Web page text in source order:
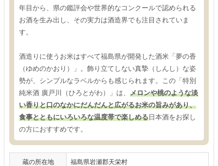
年目から、県の鑑評会や世界的なコンクールで認められる
お酒を生み出し、その実力は酒造界でも注目されていま
す。
酒造りに使うお米はすべて福島県が開発した酒米「夢の香
（ゆめのかおり）」。飾り立てしない真摯（しんし）な姿
勢が、シンプルなラベルからも感じられます。この「特別
純米酒 廣戸川（ひろとがわ）」は、 メロンや桃のような淡
い香りと口のなかにだんだんと広がるお米の旨みがあり、
食事とともにいろいろな温度帯で楽しめる日本酒をお探し
の方におすすめです。
蔵の所在地 福島県岩瀬郡天栄村